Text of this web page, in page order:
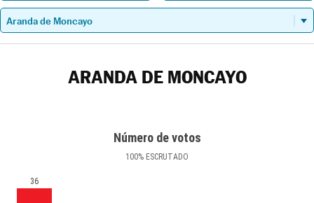
ARANDA DE MONCAYO
Número de votos
100% ESCRUTADO
36